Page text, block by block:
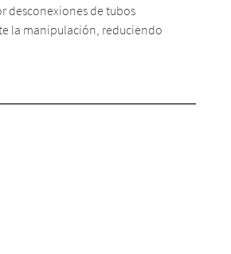
desconexiones de tubos
la manipulación, reduciendo